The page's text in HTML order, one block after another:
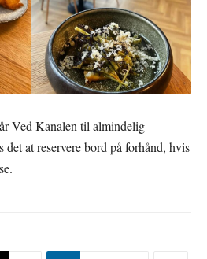
Ved Kanalen til almindelig
det at reservere bord på forhånd, hvis